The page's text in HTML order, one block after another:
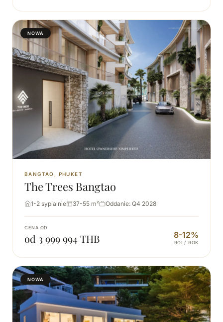
NOWA
BANGTAO, PHUKET
The Trees Bangtao
1-2 sypialnie 37-55 m² Oddanie: Q4 2028
CENA OD
od 3 999 994 THB 8-12%
ROI / ROK
NOWA